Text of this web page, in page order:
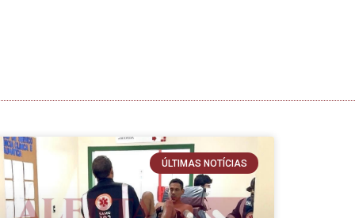
ÚLTIMAS NOTÍCIAS